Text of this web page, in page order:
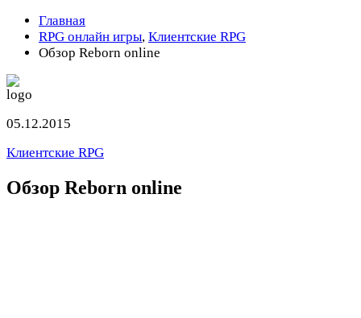
Главная
RPG онлайн игры, Клиентские RPG
Обзор Reborn online
05.12.2015
Клиентские RPG
Обзор Reborn online